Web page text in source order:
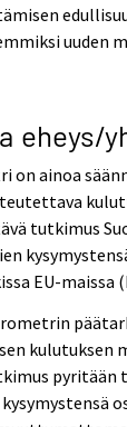
uuden
eheys/
on ainoa
tutkimus
EU-maissa
kulutuksen
pyritään